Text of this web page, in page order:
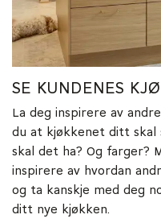
SE KUNDENES
La deg inspirere av
du at kjøkkenet ditt skal
skal det ha? Og farger?
inspirere av hvordan
og ta kanskje med deg
ditt nye kjøkken.